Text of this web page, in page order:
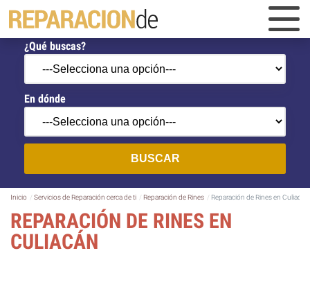
¿Qué buscas?
En dónde
BUSCAR
Inicio Servicios de Reparación cerca de ti Reparación de Rines Reparación de Rines en Culiacán
REPARACIÓN DE RINES EN
CULIACÁN